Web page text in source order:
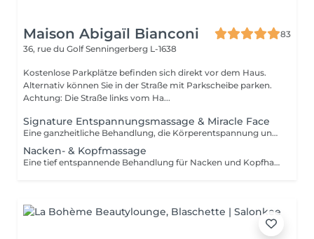
Maison Abigaïl Bianconi
83
36, rue du GolfSenningerberg L-1638
Kostenlose Parkplätze befinden sich direkt vor dem Haus.
Alternativ können Sie in der Straße mit Parkscheibe parken.
Achtung: Die Straße links vom Ha...
Signature Entspannungsmassage & Miracle Face
Eine ganzheitliche Behandlung, die Körperentspannung und Gesichtsarbeit verbindet. Die Körpermassage wird mit dem Miracle Face kombiniert, um Spannungen zu lösen, die Gesichtszüge neu zu definieren und das Gleichgewicht des Gesichts wiederherzustellen. Eine globale Behandlung, die darauf ausgerichtet ist, den Körper zu beruhigen, Spannungen zu lösen und ein nachhaltiges Gefühl von Harmonie zu schaffen.
Nacken- & Kopfmassage
Eine tief entspannende Behandlung für Nacken und Kopfhaut, ideal zur Beruhigung des Nervensystems und zur mentalen Entspannung. Kann allein oder in Kombination mit einer Körpermassage gebucht werden.